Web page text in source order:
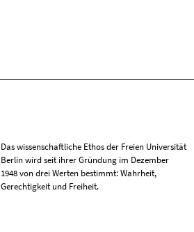
Das wissenschaftliche Ethos der Freien Universität
Berlin wird seit ihrer Gründung im Dezember
1948 von drei Werten bestimmt: Wahrheit,
Gerechtigkeit und Freiheit.